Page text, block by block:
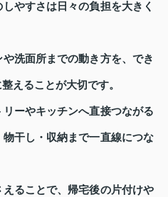
やすさは日々の負担を大きく
洗面所までの動き方を、でき
えることが大切です。
ーやキッチンへ直接つながる
干し・収納まで一直線につな
ることで、帰宅後の片付けや